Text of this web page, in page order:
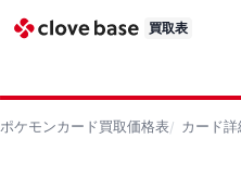
買取表
ポケモンカード買取価格表 カード詳